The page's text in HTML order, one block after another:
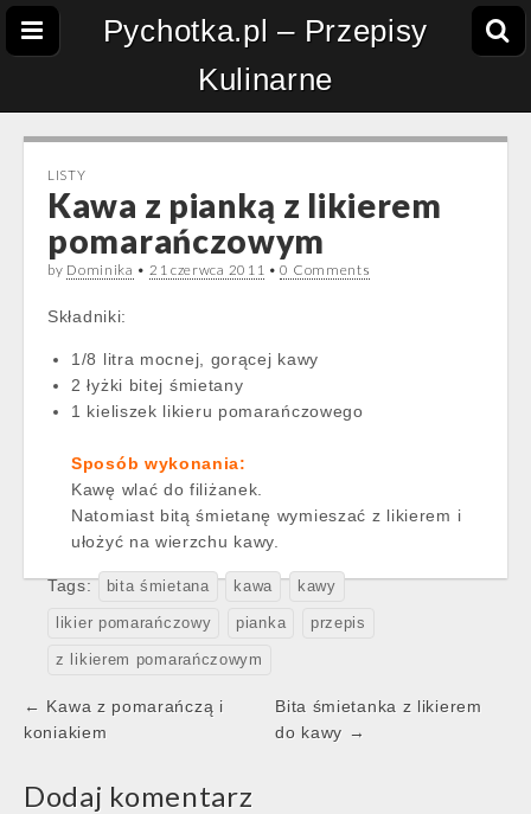
Pychotka.pl – Przepisy
Kulinarne
LISTY
Kawa z pianką z likierem
pomarańczowym
by Dominika • 21 czerwca 2011 •0 Comments
Składniki:
1/8 litra mocnej, gorącej kawy
2 łyżki bitej śmietany
1 kieliszek likieru pomarańczowego
Sposób wykonania:
Kawę wlać do filiżanek.
Natomiast bitą śmietanę wymieszać z likierem i
ułożyć na wierzchu kawy.
Tags: bita śmietana kawa kawy
likier pomarańczowy pianka przepis
z likierem pomarańczowym
Post
navigation
← Kawa z pomarańczą i
koniakiem
Bita śmietanka z likierem
do kawy →
Dodaj komentarz